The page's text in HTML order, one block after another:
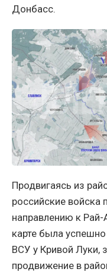
Донбасс.
Продвигаясь из
российские войска
направлению к
карте была
ВСУ у Кривой Луки,
продвижение в